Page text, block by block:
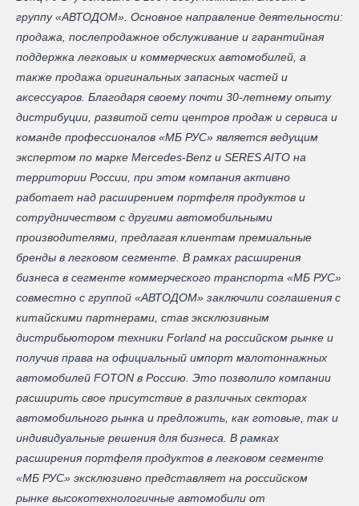
группу «АВТОДОМ». Основное направление деятельности:
продажа, послепродажное обслуживание и гарантийная
поддержка легковых и коммерческих автомобилей, а
также продажа оригинальных запасных частей и
аксессуаров. Благодаря своему почти 30-летнему опыту
дистрибуции, развитой сети центров продаж и сервиса и
команде профессионалов «МБ РУС» является ведущим
экспертом по марке Mercedes-Benz и SERES AITO на
территории России, при этом компания активно
работает над расширением портфеля продуктов и
сотрудничеством с другими автомобильными
производителями, предлагая клиентам премиальные
бренды в легковом сегменте. В рамках расширения
бизнеса в сегменте коммерческого транспорта «МБ РУС»
совместно с группой «АВТОДОМ» заключили соглашения с
китайскими партнерами, став эксклюзивным
дистрибьютором техники Forland на российском рынке и
получив права на официальный импорт малотоннажных
автомобилей FOTON в Россию. Это позволило компании
расширить свое присутствие в различных секторах
автомобильного рынка и предложить, как готовые, так и
индивидуальные решения для бизнеса. В рамках
расширения портфеля продуктов в легковом сегменте
«МБ РУС» эксклюзивно представляет на российском
рынке высокотехнологичные автомобили от